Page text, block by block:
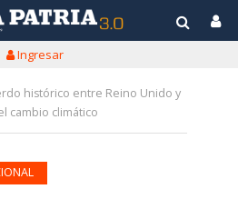
Ingresar
histórico entre Reino Unido y
cambio climático